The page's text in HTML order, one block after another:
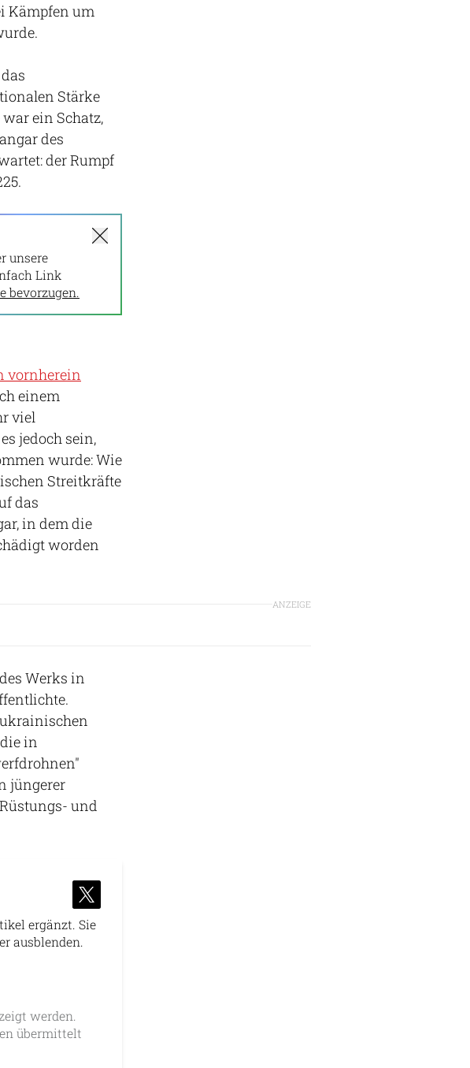
Kämpfen um
Stärke
ein Schatz,
des
der Rumpf
unsere
Link
bevorzugen.
vornherein
einem
viel
jedoch sein,
wurde: Wie
Streitkräfte
das
in dem die
worden
ANZEIGE
Werks in
in
jüngerer
und
ergänzt. Sie
ausblenden.
werden.
übermittelt